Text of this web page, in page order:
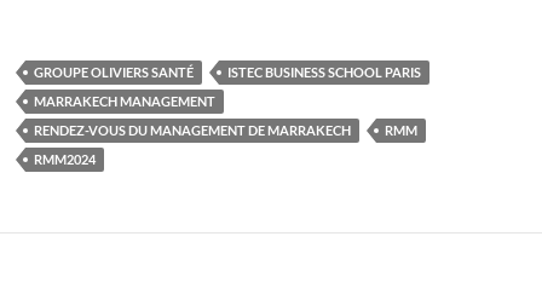
GROUPE OLIVIERS SANTÉ
ISTEC BUSINESS SCHOOL PARIS
MARRAKECH MANAGEMENT
RENDEZ-VOUS DU MANAGEMENT DE MARRAKECH
RMM
RMM2024